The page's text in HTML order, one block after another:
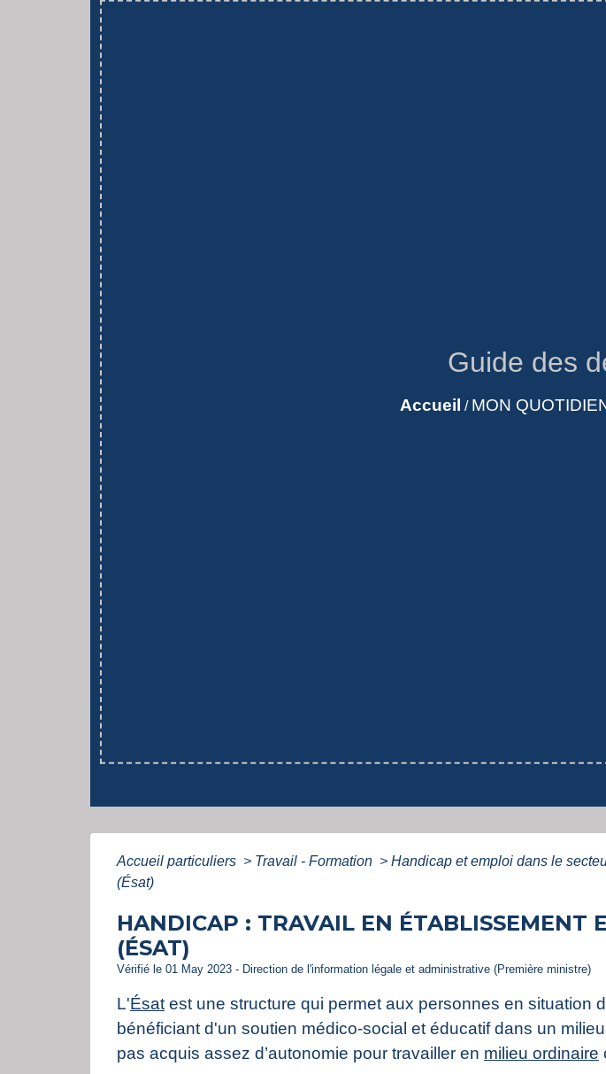
Guide des
Accueil / MON
Accueil particuliers > Travail - Formation > Handicap et emploi dans le
(Ésat)
HANDICAP : TRAVAIL EN ÉTABLISSEMENT
(ÉSAT)
Vérifié le 01 May 2023 - Direction de l'information légale et administrative (Première ministre)
L'Ésat est une structure qui permet aux personnes en situation
bénéficiant d'un soutien médico-social et éducatif dans un
pas acquis assez d’autonomie pour travailler en milieu ordinaire